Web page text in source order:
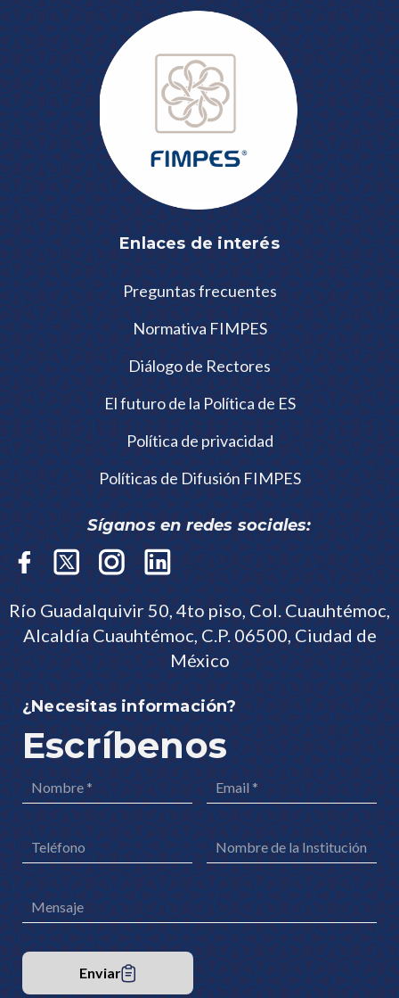
Enlaces de interés
Preguntas frecuentes
Normativa FIMPES
Diálogo de Rectores
El futuro de la Política de ES
Política de privacidad
Políticas de Difusión FIMPES
Síganos en redes sociales:
Río Guadalquivir 50, 4to piso, Col. Cuauhtémoc,
Alcaldía Cuauhtémoc, C.P. 06500, Ciudad de
México
¿Necesitas información?
Escríbenos
Enviar